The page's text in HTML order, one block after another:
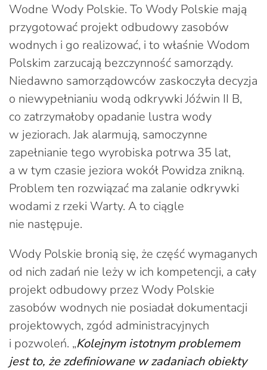
Wodne Wody Polskie. To Wody Polskie mają
przygotować projekt odbudowy zasobów
wodnych i go realizować, i to właśnie Wodom
Polskim zarzucają bezczynność samorządy.
Niedawno samorządowców zaskoczyła decyzja
o niewypełnianiu wodą odkrywki Jóźwin II B,
co zatrzymałoby opadanie lustra wody
w jeziorach. Jak alarmują, samoczynne
zapełnianie tego wyrobiska potrwa 35 lat,
a w tym czasie jeziora wokół Powidza znikną.
Problem ten rozwiązać ma zalanie odkrywki
wodami z rzeki Warty. A to ciągle
nie następuje.
Wody Polskie bronią się, że część wymaganych
od nich zadań nie leży w ich kompetencji, a cały
projekt odbudowy przez Wody Polskie
zasobów wodnych nie posiadał dokumentacji
projektowych, zgód administracyjnych
i pozwoleń. „Kolejnym istotnym problemem
jest to, że zdefiniowane w zadaniach obiekty